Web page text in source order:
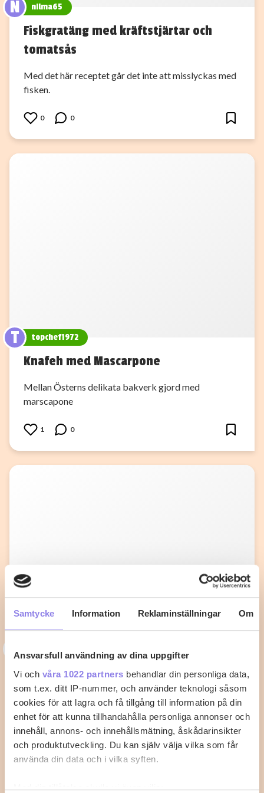
Samtycke Information Reklaminställningar Om
Ansvarsfull användning av dina uppgifter
Vi och våra 1022 partners behandlar din personliga data,
som t.ex. ditt IP-nummer, och använder teknologi såsom
cookies för att lagra och få tillgång till information på din
enhet för att kunna tillhandahålla personliga annonser och
innehåll, annons- och innehållsmätning, åskådarinsikter
och produktutveckling. Du kan själv välja vilka som får
använda din data och i vilka syften.
Med din tillåtelse skulle vi även vilja:
N nilma65
Fiskgratäng med kräftstjärtar och
tomatsås
Med det här receptet går det inte att misslyckas med
fisken.
0 0
T topchef1972
Knafeh med Mascarpone
Mellan Österns delikata bakverk gjord med
marscapone
1 0
3
Kycklingklubba i ugn – Så lyckas du
med perfekt tillagning
När du vill laga kycklingklubba i ugn är det viktigt att
känna till rätt temperatur…
2 0